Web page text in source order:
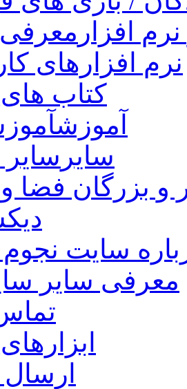
افزار معرفی
نرم افزارهای
کتاب
آموزش
سایر
و بزرگان فضا
سایت نجوم
معرفی سایر